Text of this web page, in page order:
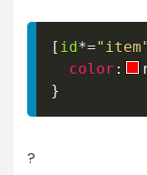
[ id*="item"
color :
}
?